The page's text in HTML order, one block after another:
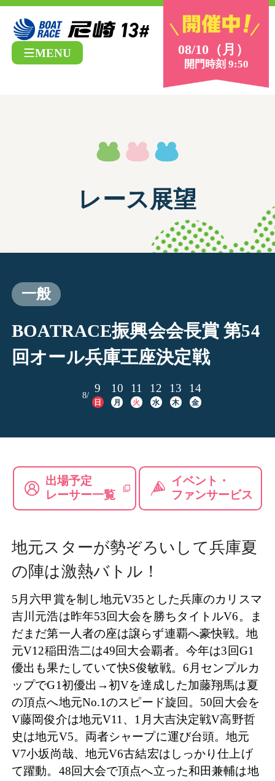
08/10（月）
開門時刻 9:50
MENU
レース展望
一般
BOATRACE振興会会長賞 第54
回オール兵庫王座決定戦
8/
9
日
10
月
11
火
12
水
13
木
14
金
出場予定
レーサー一覧
イベント・
ファンサービス
地元スターが勢ぞろいして兵庫夏
の陣は激熱バトル！
5月六甲賞を制し地元V35とした兵庫のカリスマ
吉川元浩は昨年53回大会を勝ちタイトルV6。ま
だまだ第一人者の座は譲らず連覇へ豪快戦。地
元V12稲田浩二は49回大会覇者。今年は3回G1
優出も果たしていて快S俊敏戦。6月センプルカ
ップでG1初優出→初Vを達成した加藤翔馬は夏
の頂点へ地元No.1のスピード旋回。50回大会を
V藤岡俊介は地元V11、1月大吉決定戦V高野哲
史は地元V5。両者シャープに運び台頭。地元
V7小坂尚哉、地元V6古結宏はしっかり仕上げ
て躍動。48回大会で頂点へ立った和田兼輔は地